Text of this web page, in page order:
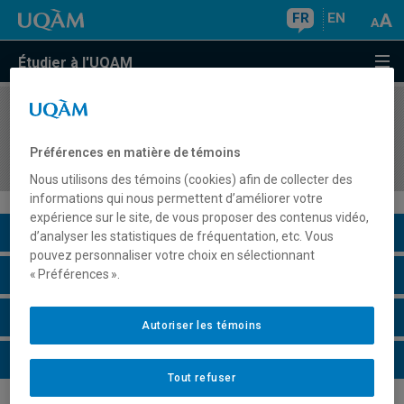
FR EN
Étudier à l'UQAM
COURS//
télévisuelles
Description du cours
Horaire - Été 2026
Horaire - Automne 2026
Horaire - Hiver 2027
Préférences en matière de témoins
Nous utilisons des témoins (cookies) afin de collecter des
informations qui nous permettent d’améliorer votre
expérience sur le site, de vous proposer des contenus vidéo,
d’analyser les statistiques de fréquentation, etc. Vous
pouvez personnaliser votre choix en sélectionnant
« Préférences ».
Tout refuser
Autoriser les témoins